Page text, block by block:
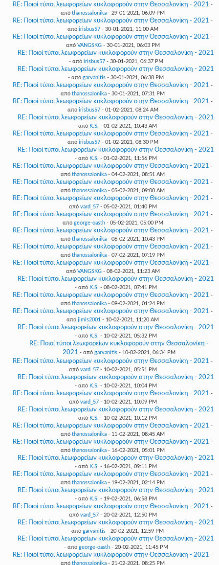
RE: Ποιοί τύποι λεωφορείων κυκλοφορούν στην Θεσσαλονίκη - 2021 -
από thanossalonika - 29-01-2021, 06:09 PM
RE: Ποιοί τύποι λεωφορείων κυκλοφορούν στην Θεσσαλονίκη - 2021 -
από irisbus57- 30-01-2021, 11:00 AM
RE: Ποιοί τύποι λεωφορείων κυκλοφορούν στην Θεσσαλονίκη - 2021 -
από VANGSKG- 30-01-2021, 06:03 PM
RE: Ποιοί τύποι λεωφορείων κυκλοφορούν στην Θεσσαλονίκη - 2021
- από irisbus57- 30-01-2021, 06:37 PM
RE: Ποιοί τύποι λεωφορείων κυκλοφορούν στην Θεσσαλονίκη - 2021
- από garvanitis - 30-01-2021, 06:38 PM
RE: Ποιοί τύποι λεωφορείων κυκλοφορούν στην Θεσσαλονίκη - 2021 -
από thanossalonika - 30-01-2021, 07:31 PM
RE: Ποιοί τύποι λεωφορείων κυκλοφορούν στην Θεσσαλονίκη - 2021 -
από irisbus57- 01-02-2021, 08:24 AM
RE: Ποιοί τύποι λεωφορείων κυκλοφορούν στην Θεσσαλονίκη - 2021
- από K.S. - 01-02-2021, 10:43 AM
RE: Ποιοί τύποι λεωφορείων κυκλοφορούν στην Θεσσαλονίκη - 2021 -
από irisbus57- 01-02-2021, 08:30 PM
RE: Ποιοί τύποι λεωφορείων κυκλοφορούν στην Θεσσαλονίκη - 2021
- από K.S. - 01-02-2021, 11:56 PM
RE: Ποιοί τύποι λεωφορείων κυκλοφορούν στην Θεσσαλονίκη - 2021 -
από thanossalonika - 04-02-2021, 08:51 AM
RE: Ποιοί τύποι λεωφορείων κυκλοφορούν στην Θεσσαλονίκη - 2021 -
από thanossalonika - 05-02-2021, 09:00 AM
RE: Ποιοί τύποι λεωφορείων κυκλοφορούν στην Θεσσαλονίκη - 2021 -
από vard_57- 05-02-2021, 01:40 PM
RE: Ποιοί τύποι λεωφορείων κυκλοφορούν στην Θεσσαλονίκη - 2021 -
από george-oasth- 05-02-2021, 05:00 PM
RE: Ποιοί τύποι λεωφορείων κυκλοφορούν στην Θεσσαλονίκη - 2021 -
από thanossalonika - 06-02-2021, 10:43 PM
RE: Ποιοί τύποι λεωφορείων κυκλοφορούν στην Θεσσαλονίκη - 2021 -
από thanossalonika - 07-02-2021, 07:19 PM
RE: Ποιοί τύποι λεωφορείων κυκλοφορούν στην Θεσσαλονίκη - 2021 -
από VANGSKG- 08-02-2021, 11:23 AM
RE: Ποιοί τύποι λεωφορείων κυκλοφορούν στην Θεσσαλονίκη - 2021
- από K.S. - 08-02-2021, 07:41 PM
RE: Ποιοί τύποι λεωφορείων κυκλοφορούν στην Θεσσαλονίκη - 2021 -
από thanossalonika - 09-02-2021, 01:24 PM
RE: Ποιοί τύποι λεωφορείων κυκλοφορούν στην Θεσσαλονίκη - 2021 -
από jimis2001 - 10-02-2021, 11:20 AM
RE: Ποιοί τύποι λεωφορείων κυκλοφορούν στην Θεσσαλονίκη - 2021
- από K.S. - 10-02-2021, 05:32 PM
RE: Ποιοί τύποι λεωφορείων κυκλοφορούν στην Θεσσαλονίκη -
2021 - από garvanitis - 10-02-2021, 06:34 PM
RE: Ποιοί τύποι λεωφορείων κυκλοφορούν στην Θεσσαλονίκη - 2021 -
από vard_57- 10-02-2021, 05:51 PM
RE: Ποιοί τύποι λεωφορείων κυκλοφορούν στην Θεσσαλονίκη - 2021
- από K.S. - 10-02-2021, 10:04 PM
RE: Ποιοί τύποι λεωφορείων κυκλοφορούν στην Θεσσαλονίκη - 2021 -
από vard_57- 10-02-2021, 10:09 PM
RE: Ποιοί τύποι λεωφορείων κυκλοφορούν στην Θεσσαλονίκη - 2021
- από K.S. - 10-02-2021, 10:12 PM
RE: Ποιοί τύποι λεωφορείων κυκλοφορούν στην Θεσσαλονίκη - 2021 -
από thanossalonika - 11-02-2021, 08:45 AM
RE: Ποιοί τύποι λεωφορείων κυκλοφορούν στην Θεσσαλονίκη - 2021 -
από thanossalonika - 16-02-2021, 05:01 PM
RE: Ποιοί τύποι λεωφορείων κυκλοφορούν στην Θεσσαλονίκη - 2021
- από K.S. - 16-02-2021, 09:11 PM
RE: Ποιοί τύποι λεωφορείων κυκλοφορούν στην Θεσσαλονίκη - 2021 -
από thanossalonika - 19-02-2021, 02:14 PM
RE: Ποιοί τύποι λεωφορείων κυκλοφορούν στην Θεσσαλονίκη - 2021
- από K.S. - 19-02-2021, 06:58 PM
RE: Ποιοί τύποι λεωφορείων κυκλοφορούν στην Θεσσαλονίκη - 2021 -
από vard_57- 20-02-2021, 12:50 PM
RE: Ποιοί τύποι λεωφορείων κυκλοφορούν στην Θεσσαλονίκη - 2021
- από garvanitis - 20-02-2021, 12:59 PM
RE: Ποιοί τύποι λεωφορείων κυκλοφορούν στην Θεσσαλονίκη - 2021
- από george-oasth- 20-02-2021, 11:45 PM
RE: Ποιοί τύποι λεωφορείων κυκλοφορούν στην Θεσσαλονίκη - 2021 -
από thanossalonika - 21-02-2021, 08:25 PM